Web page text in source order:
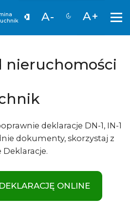
A- A+
nieruchomości
deklaracje DN-1, IN-1
dokumenty, skorzystaj z
Deklaracje.
ONLINE